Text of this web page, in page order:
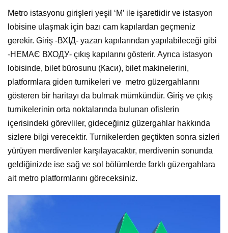
Metro istasyonu girişleri yeşil ‘М’ ile işaretlidir ve istasyon
lobisine ulaşmak için bazı cam kapılardan geçmeniz
gerekir. Giriş -ВХІД- yazan kapılarından yapılabileceği gibi
-HЕМАЄ ВХОДУ- çıkış kapılarını gösterir. Ayrıca istasyon
lobisinde, bilet bürosunu (Каси), bilet makinelerini,
platformlara giden turnikeleri ve metro güzergahlarını
gösteren bir haritayı da bulmak mümkündür. Giriş ve çıkış
turnikelerinin orta noktalarında bulunan ofislerin
içerisindeki görevliler, gideceğiniz güzergahlar hakkında
sizlere bilgi verecektir. Turnikelerden geçtikten sonra sizleri
yürüyen merdivenler karşılayacaktır, merdivenin sonunda
geldiğinizde ise sağ ve sol bölümlerde farklı güzergahlara
ait metro platformlarını göreceksiniz.